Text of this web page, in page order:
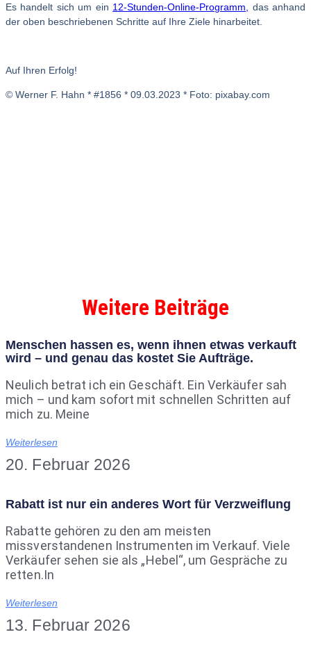
Es handelt sich um ein 12-Stunden-Online-Programm,
das anhand
der oben beschriebenen Schritte auf Ihre Ziele hinarbeitet.
Auf Ihren Erfolg!
© Werner F. Hahn * #1856 * 09.03.2023 * Foto: pixabay.com
Weitere Beiträge
Menschen hassen es, wenn ihnen etwas verkauft
wird – und genau das kostet Sie Aufträge.
Neulich betrat ich ein Geschäft. Ein Verkäufer sah
mich – und kam sofort mit schnellen Schritten auf
mich zu. Meine
Weiterlesen
20. Februar 2026
Rabatt ist nur ein anderes Wort für Verzweiflung
Rabatte gehören zu den am meisten
missverstandenen Instrumenten im Verkauf. Viele
Verkäufer sehen sie als „Hebel“, um Gespräche zu
retten.In
Weiterlesen
13. Februar 2026